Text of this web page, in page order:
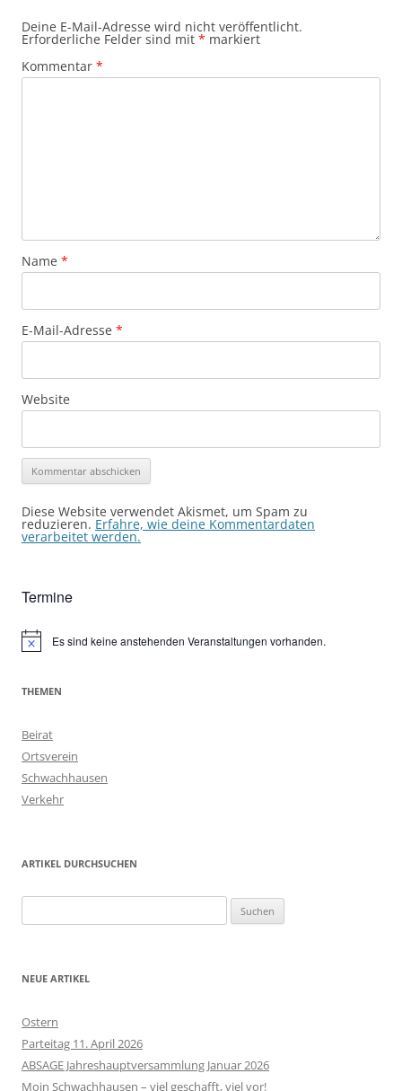
Deine E-Mail-Adresse wird nicht veröffentlicht.
Erforderliche Felder sind mit * markiert
Kommentar *
Name *
E-Mail-Adresse *
Website
Diese Website verwendet Akismet, um Spam zu
reduzieren. Erfahre, wie deine Kommentardaten
verarbeitet werden.
Termine
HinweisEs sind keine anstehenden Veranstaltungen vorhanden.
THEMEN
Beirat
Ortsverein
Schwachhausen
Verkehr
ARTIKEL DURCHSUCHEN
nach:
NEUE ARTIKEL
Ostern
Parteitag 11. April 2026
ABSAGE Jahreshauptversammlung Januar 2026
Moin Schwachhausen – viel geschafft, viel vor!